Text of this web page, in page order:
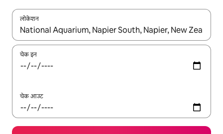
लोकेशन
नतीजों के उपलब्ध होने पर, अप और डाउन 'ऐरो की' का इस्तेमाल करके नेविगेट
चेक इन
चेक आउट